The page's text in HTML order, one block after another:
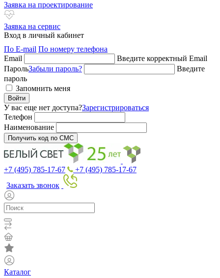
Заявка на проектирование
Заявка на сервис
Вход в личный кабинет
По E-mail По номеру телефона
Email
Введите корректный Email
ПарольЗабыли пароль?
Введите
пароль
Запомнить меня
Войти
У вас еще нет доступа?Зарегистрироваться
Телефон
Наименование
Получить код по СМС
+7 (495) 785-17-67
+7 (495) 785-17-67
Заказать звонок
Каталог